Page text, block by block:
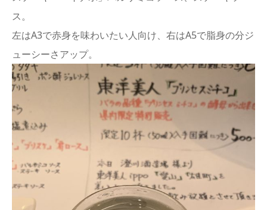
ス。
左はA3で赤身を味わいたい人向け、右はA5で脂身の分ジ
ューシーさアップ。